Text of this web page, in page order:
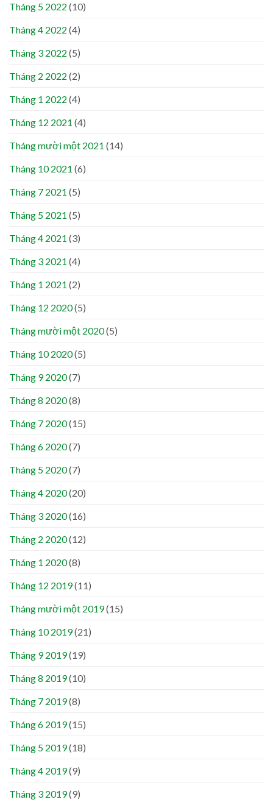
Tháng 5 2022 (10)
Tháng 4 2022 (4)
Tháng 3 2022 (5)
Tháng 2 2022 (2)
Tháng 1 2022 (4)
Tháng 12 2021 (4)
Tháng mười một 2021 (14)
Tháng 10 2021 (6)
Tháng 7 2021 (5)
Tháng 5 2021 (5)
Tháng 4 2021 (3)
Tháng 3 2021 (4)
Tháng 1 2021 (2)
Tháng 12 2020(5)
Tháng mười một 2020(5)
Tháng 10 2020(5)
Tháng 9 2020(7)
Tháng 8 2020(8)
Tháng 7 2020(15)
Tháng 6 2020(7)
Tháng 5 2020(7)
Tháng 4 2020(20)
Tháng 3 2020(16)
Tháng 2 2020(12)
Tháng 1 2020(8)
Tháng 12 2019(11)
Tháng mười một 2019(15)
Tháng 10 2019(21)
Tháng 9 2019(19)
Tháng 8 2019(10)
Tháng 7 2019(8)
Tháng 6 2019(15)
Tháng 5 2019(18)
Tháng 4 2019(9)
Tháng 3 2019(9)